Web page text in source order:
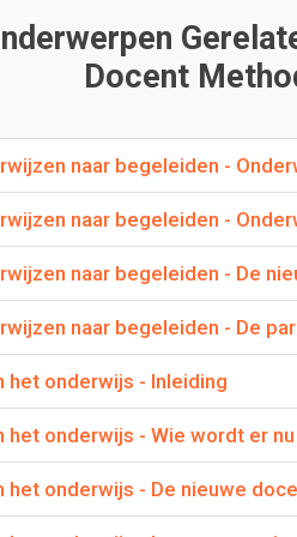
Op de competenties die
opleiding dient te (doen)
Wat is de kern van de
Het is een metaforische
verbeeld als leren vliegen, om
komen.
Docent
naar begeleiden -
naar begeleiden -
naar begeleiden - De
naar begeleiden - De
het onderwijs - Inleiding
het onderwijs - Wie wordt er
het onderwijs - De nieuwe